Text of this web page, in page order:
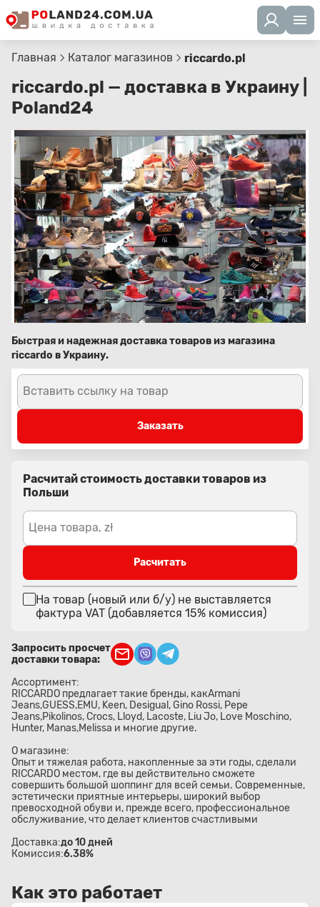
Главная Каталог магазинов riccardo.pl
riccardo.pl — доставка в Украину |
Poland24
Быстрая и надежная доставка товаров из магазина
riccardo в Украину.
Вставить ссылку на товар
Заказать
Расчитай стоимость доставки товаров из
Польши
Цена товара, zł
Расчитать
На товар (новый или б/у) не выставляется
фактура VAT (добавляется 15% комиссия)
Запросить просчет
доставки товара:
Ассортимент:
RICCARDO предлагает такие бренды, какArmani
Jeans,GUESS,EMU, Keen, Desigual, Gino Rossi, Pepe
Jeans,Pikolinos, Crocs, Lloyd, Lacoste, Liu Jo, Love Moschino​,
Hunter, Manas,Melissa и многие другие.
О магазине:
Опыт и тяжелая работа, накопленные за эти годы, сделали
RICCARDO местом, где вы действительно сможете
совершить большой шоппинг для всей семьи. Современные,
эстетически приятные интерьеры, широкий выбор
превосходной обуви и, прежде всего, профессиональное
обслуживание, что делает клиентов счастливыми
Доставка:до 10 дней
Комиссия:6.38%
Как это работает